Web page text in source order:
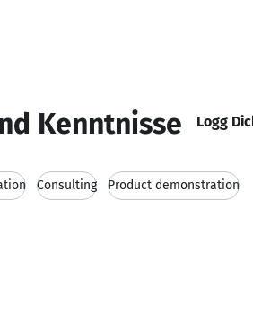
Kenntnisse Logg
Consulting Product demonstration